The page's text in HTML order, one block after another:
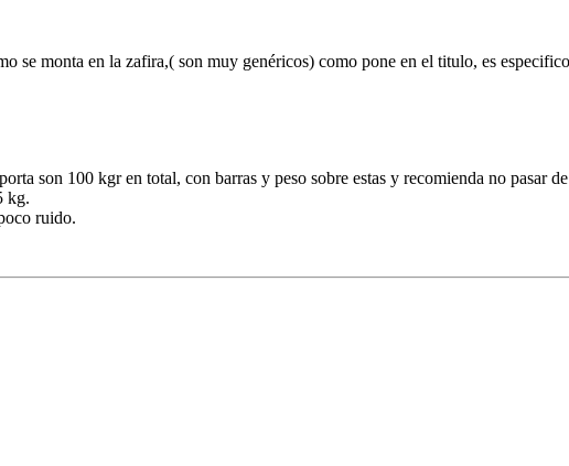
se monta en la zafira,( son muy genéricos) como pone en el titulo, es
son 100 kgr en total, con barras y peso sobre estas y recomienda no pasar
kg.
ruido.